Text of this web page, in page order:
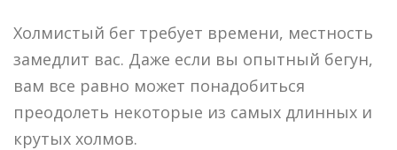
Холмистый бег требует времени, местность
замедлит вас. Даже если вы опытный бегун,
вам все равно может понадобиться
преодолеть некоторые из самых длинных и
крутых холмов.